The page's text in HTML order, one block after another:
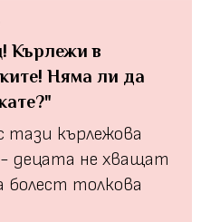
Кърлежи в
Няма ли да
тази кърлежова
децата не хващат
болест толкова